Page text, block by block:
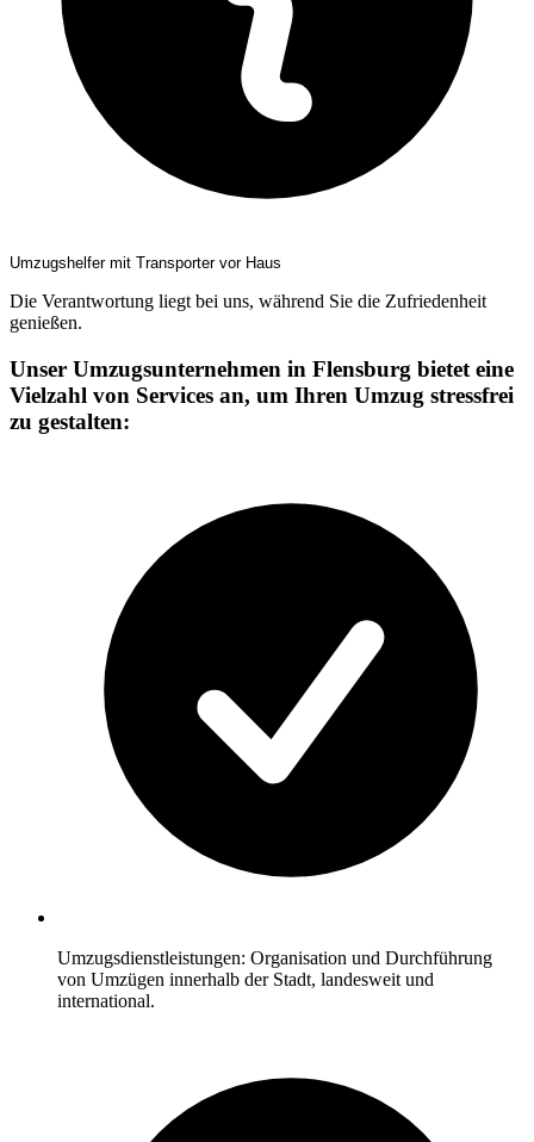
Umzugshelfer mit Transporter vor Haus
Die Verantwortung liegt bei uns, während Sie die Zufriedenheit
genießen.
Unser Umzugsunternehmen in Flensburg bietet eine
Vielzahl von Services an, um Ihren Umzug stressfrei
zu gestalten:
Umzugsdienstleistungen: Organisation und Durchführung
von Umzügen innerhalb der Stadt, landesweit und
international.